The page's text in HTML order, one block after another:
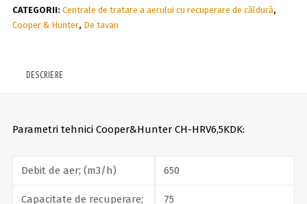
CATEGORII: Centrale de tratare a aerului cu recuperare de căldură,
Cooper & Hunter, De tavan
DESCRIERE
Parametri tehnici Cooper&Hunter CH-HRV6,5KDK:
Debit de aer; (m3/h) 650
Capacitate de recuperare; 75